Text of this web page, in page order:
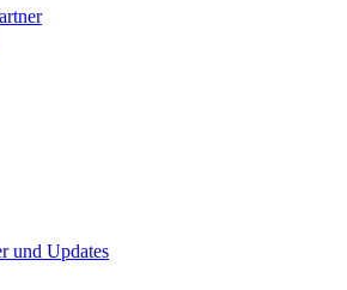
und Updates